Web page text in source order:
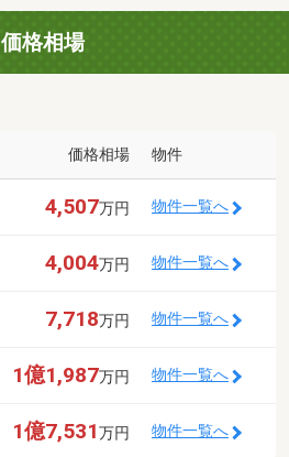
価格相場
価格相場 物件
4,507万円 物件一覧へ
4,004万円 物件一覧へ
7,718万円 物件一覧へ
1億1,987万円 物件一覧へ
1億7,531万円 物件一覧へ